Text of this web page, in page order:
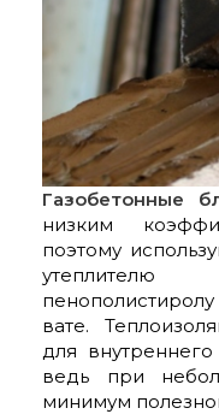
Газобетонные
низким
поэтому
утеплителю
вате.
для
ведь при
минимум